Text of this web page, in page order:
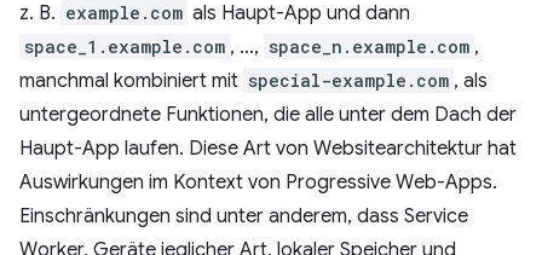
z. B. example.com als Haupt-App und dann
space_1.example.com , …, space_n.example.com ,
manchmal kombiniert mit special-example.com , als
untergeordnete Funktionen, die alle unter dem Dach der
Haupt-App laufen. Diese Art von Websitearchitektur hat
Auswirkungen im Kontext von Progressive Web-Apps.
Einschränkungen sind unter anderem, dass Service
Worker, Geräte jeglicher Art, lokaler Speicher und